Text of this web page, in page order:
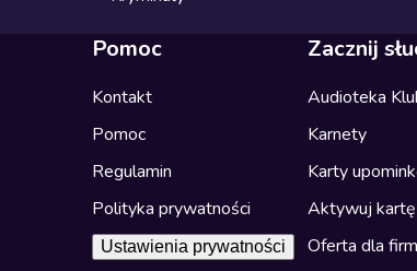
Pomoc
Kontakt
Pomoc
Regulamin
Polityka prywatności
Ustawienia prywatności
Zacznij
Audioteka
Karnety
Karty
Aktywuj kartę
Oferta dla